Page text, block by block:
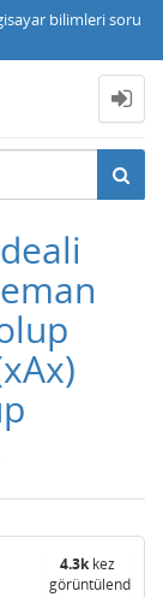
bilimleri soru
4.3kkez
görüntülendi